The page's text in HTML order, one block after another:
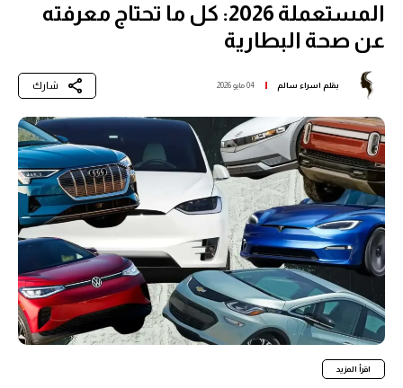
المستعملة 2026: كل ما تحتاج معرفته
عن صحة البطارية
بقلم اسراء سالم 04 مايو 2026 شارك
اقرأ المزيد